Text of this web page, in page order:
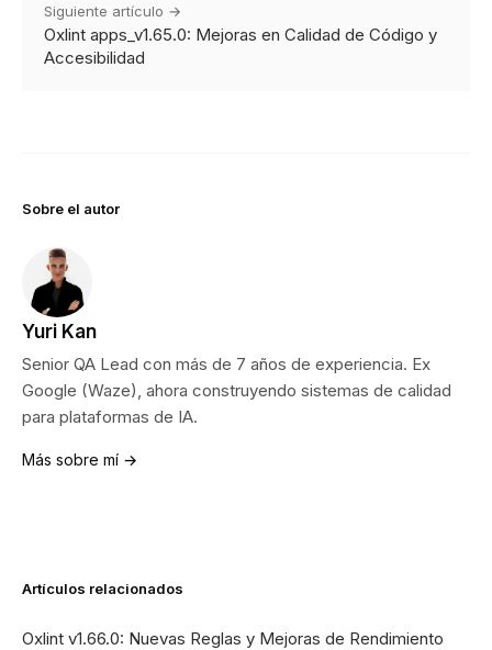
Siguiente artículo →
Oxlint apps_v1.65.0: Mejoras en Calidad de Código y
Accesibilidad
Sobre el autor
Yuri Kan
Senior QA Lead con más de 7 años de experiencia. Ex
Google (Waze), ahora construyendo sistemas de calidad
para plataformas de IA.
Más sobre mí →
Artículos relacionados
Oxlint v1.66.0: Nuevas Reglas y Mejoras de Rendimiento